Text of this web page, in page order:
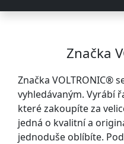
Značka
Značka VOLTRONIC®
vyhledávaným. Vyrábí
které zakoupíte za
jedná o kvalitní a
jednoduše oblíbíte.